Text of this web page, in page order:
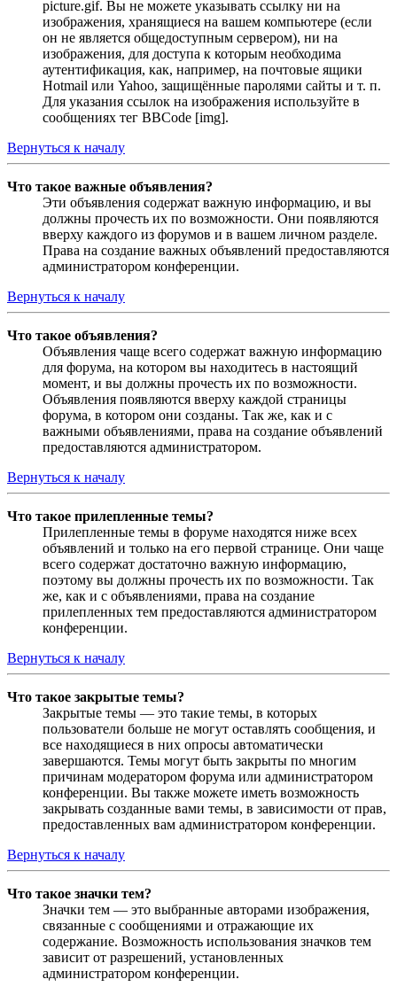
picture.gif. Вы не можете указывать ссылку ни на
изображения, хранящиеся на вашем компьютере (если
он не является общедоступным сервером), ни на
изображения, для доступа к которым необходима
аутентификация, как, например, на почтовые ящики
Hotmail или Yahoo, защищённые паролями сайты и т. п.
Для указания ссылок на изображения используйте в
сообщениях тег BBCode [img].
Вернуться к началу
Что такое важные объявления?
Эти объявления содержат важную информацию, и вы
должны прочесть их по возможности. Они появляются
вверху каждого из форумов и в вашем личном разделе.
Права на создание важных объявлений предоставляются
администратором конференции.
Вернуться к началу
Что такое объявления?
Объявления чаще всего содержат важную информацию
для форума, на котором вы находитесь в настоящий
момент, и вы должны прочесть их по возможности.
Объявления появляются вверху каждой страницы
форума, в котором они созданы. Так же, как и с
важными объявлениями, права на создание объявлений
предоставляются администратором.
Вернуться к началу
Что такое прилепленные темы?
Прилепленные темы в форуме находятся ниже всех
объявлений и только на его первой странице. Они чаще
всего содержат достаточно важную информацию,
поэтому вы должны прочесть их по возможности. Так
же, как и с объявлениями, права на создание
прилепленных тем предоставляются администратором
конференции.
Вернуться к началу
Что такое закрытые темы?
Закрытые темы — это такие темы, в которых
пользователи больше не могут оставлять сообщения, и
все находящиеся в них опросы автоматически
завершаются. Темы могут быть закрыты по многим
причинам модератором форума или администратором
конференции. Вы также можете иметь возможность
закрывать созданные вами темы, в зависимости от прав,
предоставленных вам администратором конференции.
Вернуться к началу
Что такое значки тем?
Значки тем — это выбранные авторами изображения,
связанные с сообщениями и отражающие их
содержание. Возможность использования значков тем
зависит от разрешений, установленных
администратором конференции.